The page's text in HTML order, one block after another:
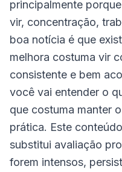
principalmente
vir, concentração,
boa notícia é que
melhora costuma vir
consistente e bem
você vai entender o
que costuma manter
prática. Este
substitui avaliação
forem intensos,